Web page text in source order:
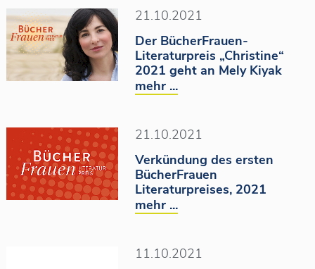
21.10.2021
Der BücherFrauen-
Literaturpreis „Christine“
2021 geht an Mely Kiyak
mehr ...
21.10.2021
Verkündung des ersten
BücherFrauen
Literaturpreises, 2021
mehr ...
11.10.2021